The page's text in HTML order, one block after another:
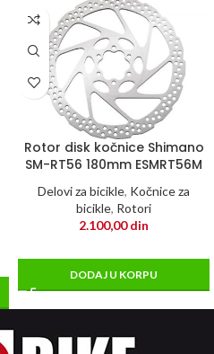
Rotor disk kočnice Shimano
SM-RT56 180mm ESMRT56M
Delovi za bicikle, Kočnice za
bicikle, Rotori
2.100,00din
DODAJ U KORPU